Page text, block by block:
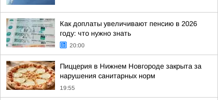
Как доплаты увеличивают пенсию в 2026
году: что нужно знать
20:00
Пиццерия в Нижнем Новгороде закрыта за
нарушения санитарных норм
19:55